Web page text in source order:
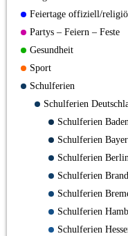
Feiertage offiziell/
Partys – Feiern – Feste
Gesundheit
Sport
Schulferien
Schulferien
Schulferien
Schulferien
Schulferien
Schulferien
Schulferien
Schulferien
Schulferien